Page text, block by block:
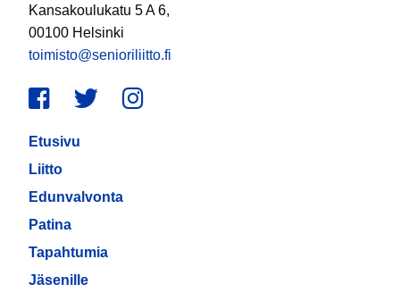
Kansakoulukatu 5 A 6,
00100 Helsinki
toimisto@senioriliitto.fi
Facebook
TwitterInstagram
Etusivu
Liitto
Edunvalvonta
Patina
Tapahtumia
Jäsenille